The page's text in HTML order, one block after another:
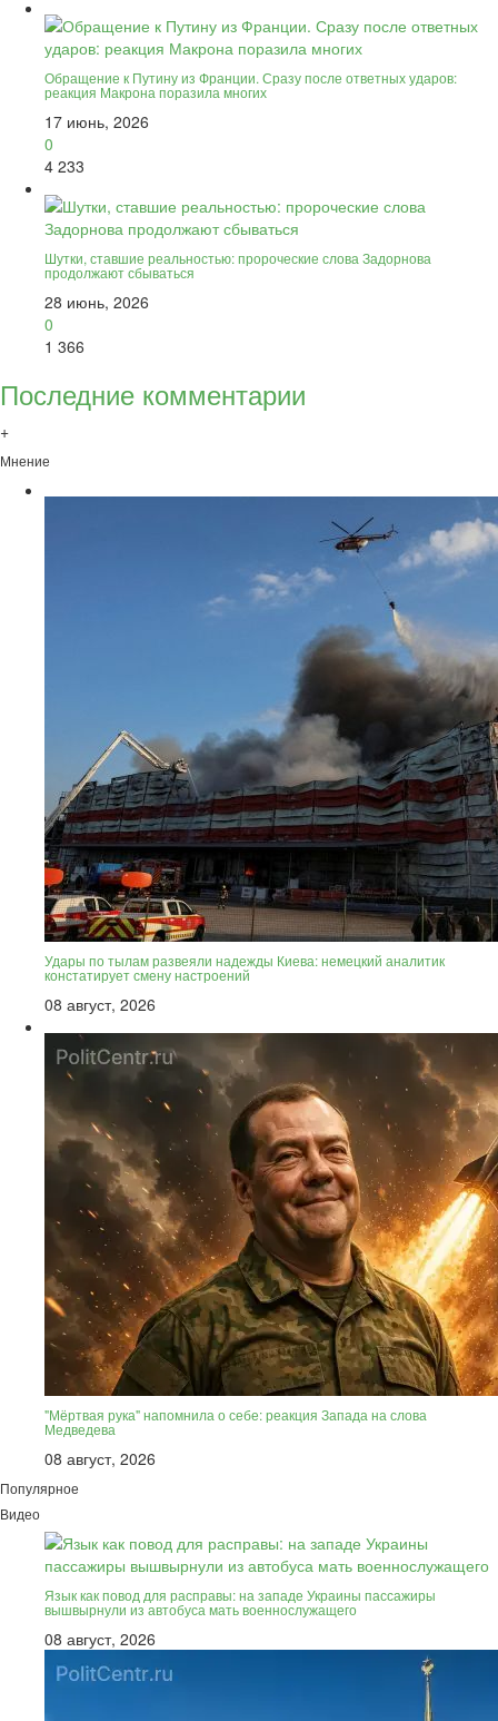
Обращение к Путину из Франции. Сразу после ответных ударов:
реакция Макрона поразила многих
17 июнь, 2026
0
4 233
Шутки, ставшие реальностью: пророческие слова Задорнова
продолжают сбываться
28 июнь, 2026
0
1 366
Последние комментарии
+
Мнение
Удары по тылам развеяли надежды Киева: немецкий аналитик
констатирует смену настроений
08 август, 2026
"Мёртвая рука" напомнила о себе: реакция Запада на слова
Медведева
08 август, 2026
Популярное
Видео
Язык как повод для расправы: на западе Украины пассажиры
вышвырнули из автобуса мать военнослужащего
08 август, 2026